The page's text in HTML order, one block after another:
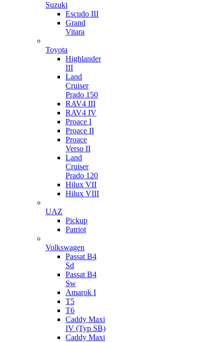
Suzuki
Escudo III
Grand
Vitara
Toyota
Highlander
III
Land
Cruiser
Prado 150
RAV4 III
RAV4 IV
Proace I
Proace II
Proace
Verso II
Land
Cruiser
Prado 120
Hilux VII
Hilux VIII
UAZ
Pickup
Patriot
Volkswagen
Passat B4
Sd
Passat B4
Sw
Amarok I
T5
T6
Caddy Maxi
IV (Typ SB)
Caddy Maxi